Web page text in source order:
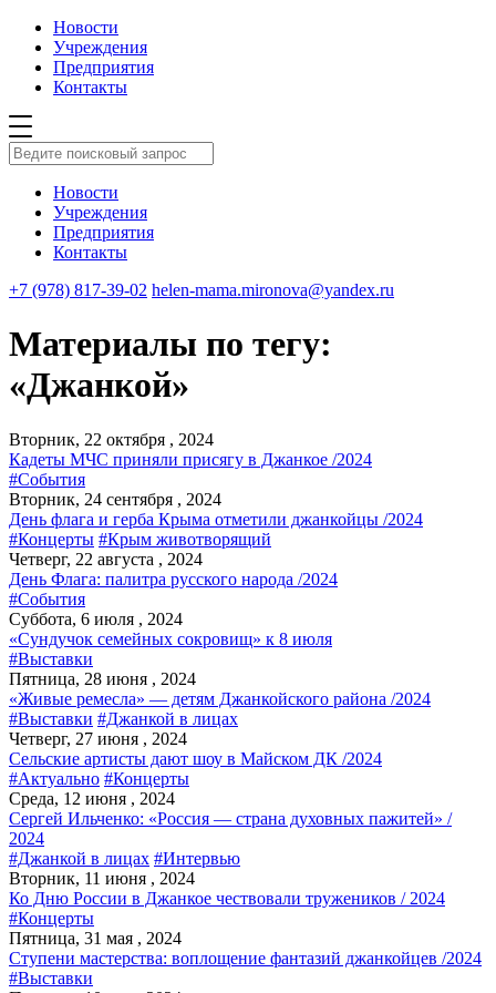
Новости
Учреждения
Предприятия
Контакты
Новости
Учреждения
Предприятия
Контакты
+7 (978) 817-39-02 helen-mama.mironova@yandex.ru
Материалы по тегу:
«Джанкой»
Вторник, 22 октября , 2024
Кадеты МЧС приняли присягу в Джанкое /2024
#События
Вторник, 24 сентября , 2024
День флага и герба Крыма отметили джанкойцы /2024
#Концерты #Крым животворящий
Четверг, 22 августа , 2024
День Флага: палитра русского народа /2024
#События
Суббота, 6 июля , 2024
«Сундучок семейных сокровищ» к 8 июля
#Выставки
Пятница, 28 июня , 2024
«Живые ремесла» — детям Джанкойского района /2024
#Выставки #Джанкой в лицах
Четверг, 27 июня , 2024
Сельские артисты дают шоу в Майском ДК /2024
#Актуально #Концерты
Среда, 12 июня , 2024
Сергей Ильченко: «Россия — страна духовных пажитей» /
2024
#Джанкой в лицах #Интервью
Вторник, 11 июня , 2024
Ко Дню России в Джанкое чествовали тружеников / 2024
#Концерты
Пятница, 31 мая , 2024
Ступени мастерства: воплощение фантазий джанкойцев /2024
#Выставки